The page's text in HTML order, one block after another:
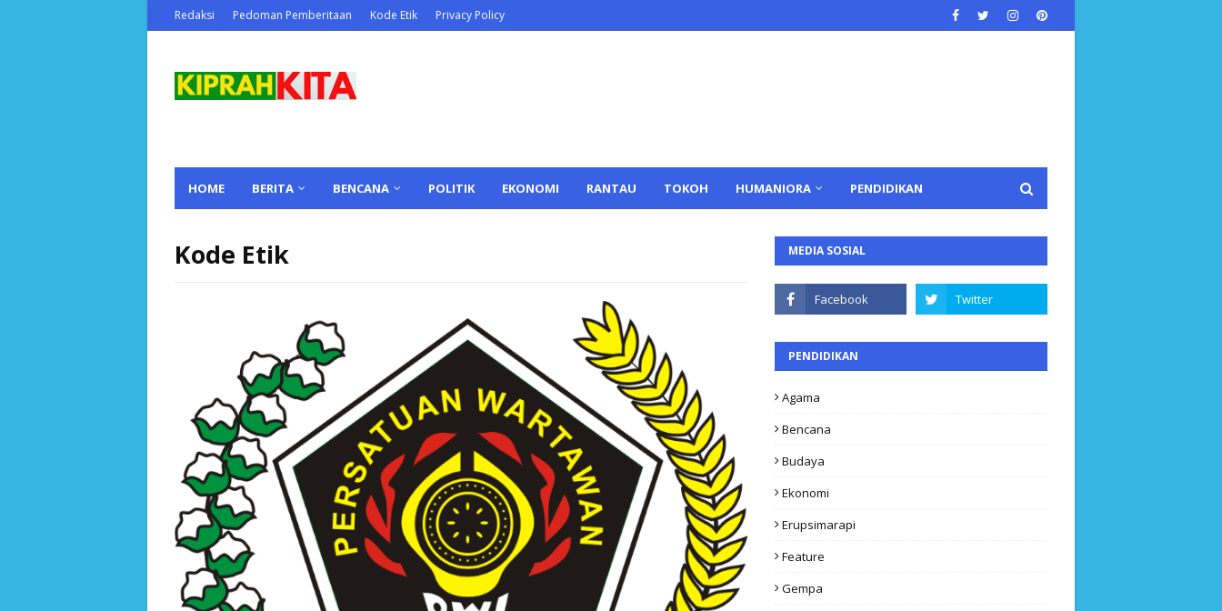
Redaksi Pedoman Pemberitaan Kode Etik Privacy Policy
HOME BERITA BENCANA POLITIK EKONOMI RANTAU TOKOH HUMANIORA PENDIDIKAN
Kode Etik MEDIA SOSIAL
PENDIDIKAN
Agama
Bencana
Budaya
Ekonomi
Erupsimarapi
Feature
Gempa